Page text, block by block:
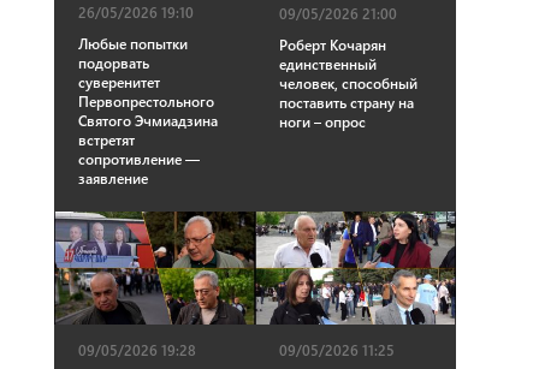
26/05/2026 19:10
Любые попытки
подорвать
суверенитет
Первопрестольного
Святого Эчмиадзина
встретят
сопротивление —
заявление
09/05/2026 21:00
Роберт Кочарян
единственный
человек, способный
поставить страну на
ноги – опрос
09/05/2026 19:28
09/05/2026 11:25